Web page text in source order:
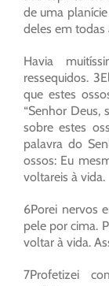
de uma
deles em todas
Havia
ressequidos.
que estes
“Senhor Deus,
sobre estes
palavra do
ossos: Eu
voltareis à vida.
6Porei nervos
pele por cima.
voltar à vida.
7Profetizei